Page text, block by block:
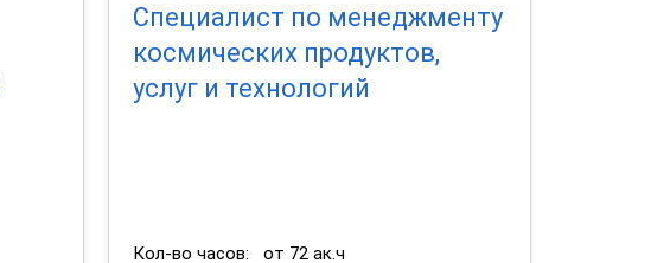
Специалист по менеджменту
космических продуктов,
услуг и технологий
Кол-во часов:
от 72 ак.ч